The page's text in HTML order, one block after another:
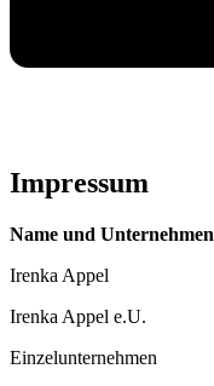
Impressum
Name und Unternehmen
Irenka Appel
Irenka Appel e.U.
Einzelunternehmen